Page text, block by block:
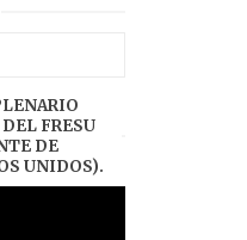
FRESU
DE
UNIDOS).